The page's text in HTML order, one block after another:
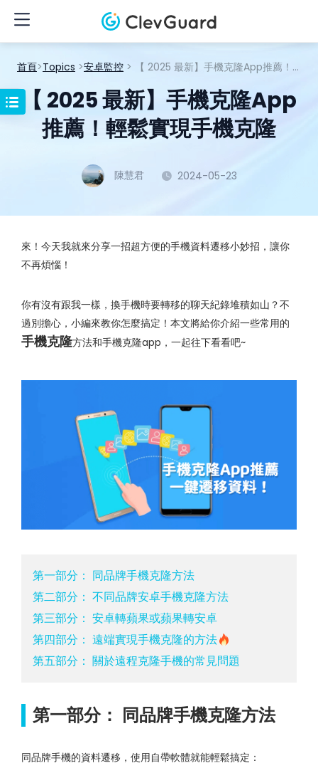
首頁>Topics >安卓監控 > 【 2025 最新】手機克隆App推薦！輕鬆實現手機克隆
【 2025 最新】手機克隆App
推薦！輕鬆實現手機克隆
陳慧君 2024-05-23
來！今天我就來分享一招超方便的手機資料遷移小妙招，讓你
不再煩惱！
你有沒有跟我一樣，換手機時要轉移的聊天紀錄堆積如山？不
過別擔心，小編來教你怎麼搞定！本文將給你介紹一些常用的
手機克隆方法和手機克隆app，一起往下看看吧~
第一部分： 同品牌手機克隆方法
第二部分： 不同品牌安卓手機克隆方法
第三部分： 安卓轉蘋果或蘋果轉安卓
第四部分： 遠端實現手機克隆的方法
第五部分： 關於遠程克隆手機的常見問題
第一部分： 同品牌手機克隆方法
同品牌手機的資料遷移，使用自帶軟體就能輕鬆搞定：